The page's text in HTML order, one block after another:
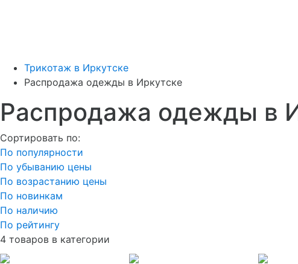
Трикотаж в Иркутске
Распродажа одежды в Иркутске
Распродажа одежды в
Сортировать по:
По популярности
По убыванию цены
По возрастанию цены
По новинкам
По наличию
По рейтингу
4 товаров в категории